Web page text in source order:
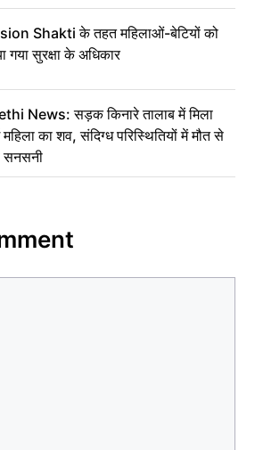
Shakti के तहत महिलाओं-बेटियों को
गया सुरक्षा के अधिकार
News: सड़क किनारे तालाब में मिला
महिला का शव, संदिग्ध परिस्थितियों में मौत से
सनसनी